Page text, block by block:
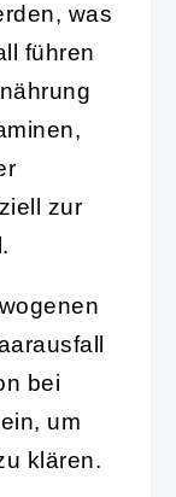
was
führen
zur
bei
um
klären.